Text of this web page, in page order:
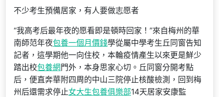
不少考生預備居家，有人要做志愿者
“我高考后最年夜的愿看即是頓時回家！”來自梅州的華
南師范年夜包養一個月價錢學從屬中學考生丘同窗告知
記者，這學期他一向住校，本輪疫情產生以來更是鮮少
踏出校包養網 門外，本身思家心切。丘同窗分開考點
后，便直奔華附四周的中山三院停止核酸檢測，回到梅
州后還需求停止女大生包養俱樂部14天居家安康監